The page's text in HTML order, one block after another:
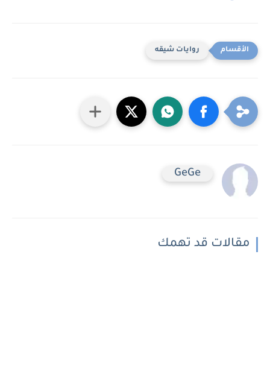
روايات شيقه
GeGe
مقالات قد تهمك